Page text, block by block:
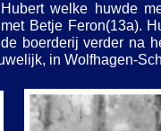
welke huwde
Betje Feron(13a).
boerderij verder na
in Wolfhagen-